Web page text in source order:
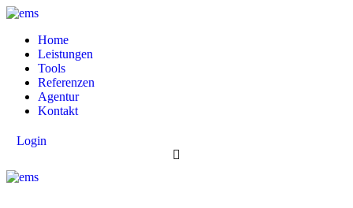
Home
Leistungen
Tools
Referenzen
Agentur
Kontakt
Login